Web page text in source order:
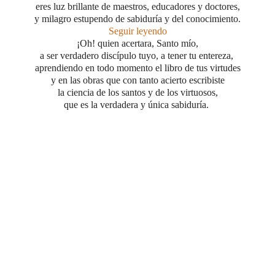
eres luz brillante de maestros, educadores y doctores,
y milagro estupendo de sabiduría y del conocimiento.
Seguir leyendo
¡Oh! quien acertara, Santo mío,
a ser verdadero discípulo tuyo, a tener tu entereza,
aprendiendo en todo momento el libro de tus virtudes
y en las obras que con tanto acierto escribiste
la ciencia de los santos y de los virtuosos,
que es la verdadera y única sabiduría.